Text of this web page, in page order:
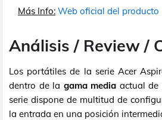
Más Info: Web oficial del producto
Análisis / Review /
Los portátiles de la serie Acer
dentro de la gama media actual de
serie dispone de multitud de
la entrada en una posición